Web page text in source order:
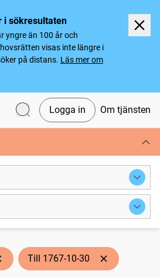
i sökresultaten
yngre än 100 år och
visas inte längre i
på distans. Läs mer om
Logga in Om tjänsten
Till 1767-10-30